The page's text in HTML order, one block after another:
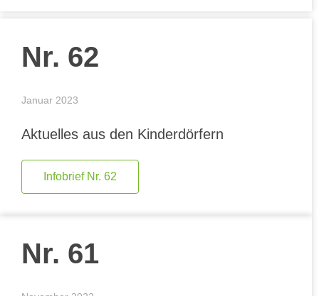
Nr. 62
Januar 2023
Aktuelles aus den Kinderdörfern
Infobrief Nr. 62
Nr. 61